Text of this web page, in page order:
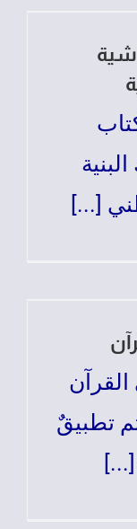
[...]
تطبيقٌ